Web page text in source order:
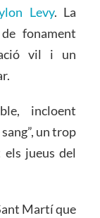
Levy. La
fonament
vil i un
incloent
un trop
jueus del
Martí que